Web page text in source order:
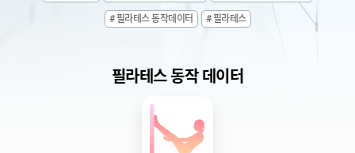
색
# 필라테스 동작데이터 # 필라테스
필라테스 동작 데이터